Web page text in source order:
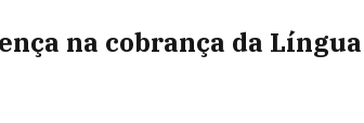
na cobrança da